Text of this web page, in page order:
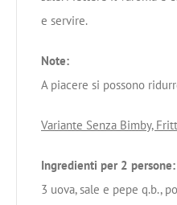
e servire.
Note:
A piacere si possono
Variante Senza Bimby,
Ingredienti per 2 persone:
3 uova, sale e pepe q.b.,